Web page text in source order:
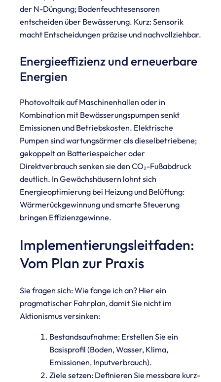
der N-Düngung; Bodenfeuchtesensoren
entscheiden über Bewässerung. Kurz: Sensorik
macht Entscheidungen präzise und nachvollziehbar.
Energieeffizienz und erneuerbare
Energien
Photovoltaik auf Maschinenhallen oder in
Kombination mit Bewässerungspumpen senkt
Emissionen und Betriebskosten. Elektrische
Pumpen sind wartungsärmer als dieselbetriebene;
gekoppelt an Batteriespeicher oder
Direktverbrauch senken sie den CO₂-Fußabdruck
deutlich. In Gewächshäusern lohnt sich
Energieoptimierung bei Heizung und Belüftung:
Wärmerückgewinnung und smarte Steuerung
bringen Effizienzgewinne.
Implementierungsleitfaden:
Vom Plan zur Praxis
Sie fragen sich: Wie fange ich an? Hier ein
pragmatischer Fahrplan, damit Sie nicht im
Aktionismus versinken:
Bestandsaufnahme: Erstellen Sie ein
Basisprofil (Boden, Wasser, Klima,
Emissionen, Inputverbrauch).
Ziele setzen: Definieren Sie messbare kurz-